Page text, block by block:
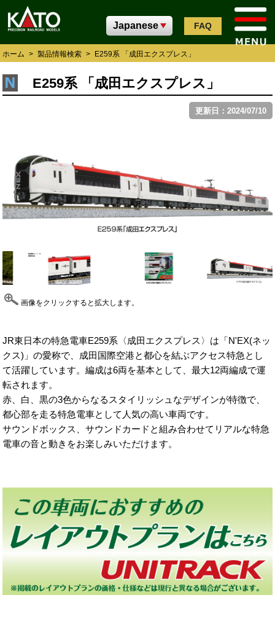
FAQ
ホーム > 製品情報検索 > E259系 「成田エクスプレス」
E259系 「成田エクスプレス」
更新日：2024/07/10
画像をクリックすると拡大します。
JR東日本の特急電車E259系〈成田エクスプレス〉は「N'EX(ネッ
クス)」の愛称で、成田国際空港と都心を結ぶアクセス特急とし
て活躍しています。編成は6両を基本として、最大12両編成で運
転されます。
赤、白、黒の3色からなるスタイリッシュなデザインが特徴で、
都心部を走る特急電車として人気の高い車両です。
サウンドボックス、サウンドカードと組み合わせてリアルな特急
電車の音と動きをお楽しみいただけます。